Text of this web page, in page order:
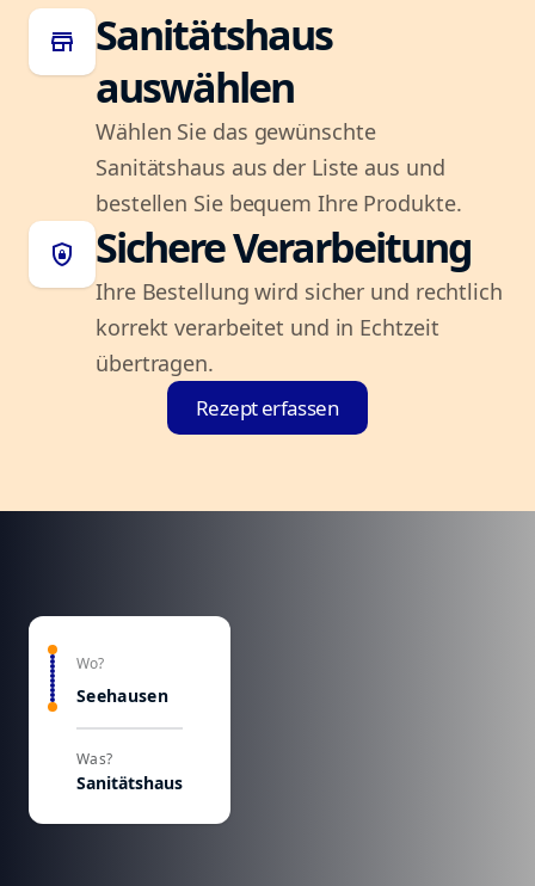
store
Sanitätshaus
auswählen
Wählen Sie das gewünschte
Sanitätshaus aus der Liste aus und
bestellen Sie bequem Ihre Produkte.
shield_lock Sichere Verarbeitung
Ihre Bestellung wird sicher und rechtlich
korrekt verarbeitet und in Echtzeit
übertragen.
Rezept erfassen
Wo?
Seehausen
Was?
Sanitätshaus